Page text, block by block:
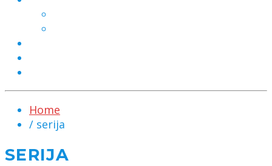
Home
/ serija
SERIJA